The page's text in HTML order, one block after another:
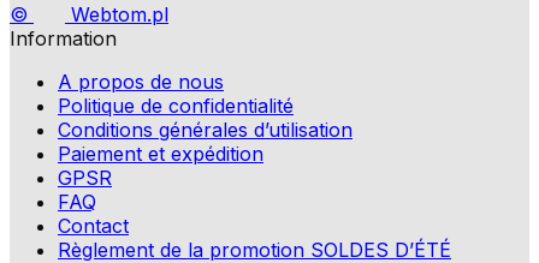
©
Webtom.pl
Information
A propos de nous
Politique de confidentialité
Conditions générales d’utilisation
Paiement et expédition
GPSR
FAQ
Contact
Règlement de la promotion SOLDES D’ÉTÉ